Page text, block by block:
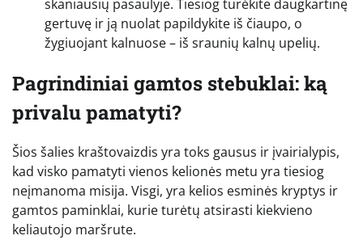
skaniausių pasaulyje. Tiesiog turėkite daugkartinę
gertuvę ir ją nuolat papildykite iš čiaupo, o
žygiuojant kalnuose – iš sraunių kalnų upelių.
Pagrindiniai gamtos stebuklai: ką
privalu pamatyti?
Šios šalies kraštovaizdis yra toks gausus ir įvairialypis,
kad visko pamatyti vienos kelionės metu yra tiesiog
neįmanoma misija. Visgi, yra kelios esminės kryptys ir
gamtos paminklai, kurie turėtų atsirasti kiekvieno
keliautojo maršrute.